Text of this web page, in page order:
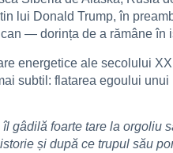
lui Donald Trump, în
— dorința de a rămâne în
energetice ale secolului
subtil: flatarea egoului
gâdilă foarte tare la orgoliu
și după ce trupul său